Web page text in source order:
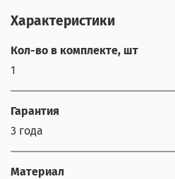
Характеристики
Кол-во в комплекте, шт
1
Гарантия
3 года
Материал